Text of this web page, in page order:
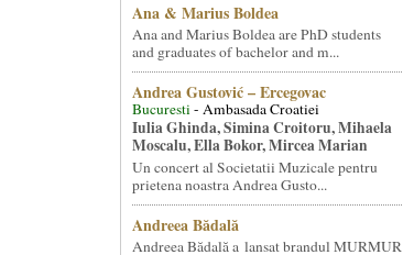
Ana & Marius Boldea
Ana and Marius Boldea are PhD students
and graduates of bachelor and m...
Andrea Gustović – Ercegovac
Bucuresti- Ambasada Croatiei
Iulia Ghinda, Simina Croitoru, Mihaela
Moscalu, Ella Bokor, Mircea Marian
Un concert al Societatii Muzicale pentru
prietena noastra Andrea Gusto...
Andreea Bădală
Andreea Bădală a lansat brandul MURMUR